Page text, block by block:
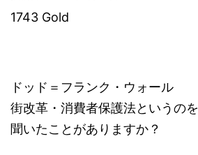
1743 Gold
ドッド＝フランク・ウォール
街改革・消費者保護法というのを
聞いたことがありますか？